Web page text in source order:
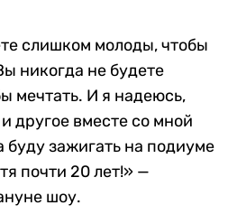
слишком молоды, чтобы
никогда не будете
мечтать. И я надеюсь,
другое вместе со мной
буду зажигать на подиуме
почти 20 лет!» —
шоу.